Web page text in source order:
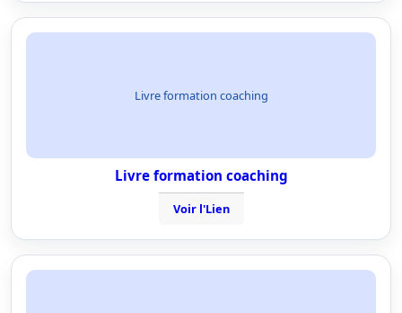
Livre formation coaching
Livre formation coaching
Voir l'Lien